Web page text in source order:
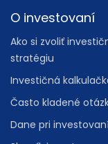
O investovaní
Ako si zvoliť
stratégiu
Investičná
Často kladené
Dane pri